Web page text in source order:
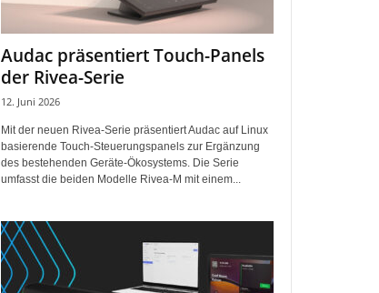
Audac präsentiert Touch-Panels
der Rivea-Serie
12. Juni 2026
Mit der neuen Rivea-Serie präsentiert Audac auf Linux
basierende Touch-Steuerungspanels zur Ergänzung
des bestehenden Geräte-Ökosystems. Die Serie
umfasst die beiden Modelle Rivea-M mit einem...